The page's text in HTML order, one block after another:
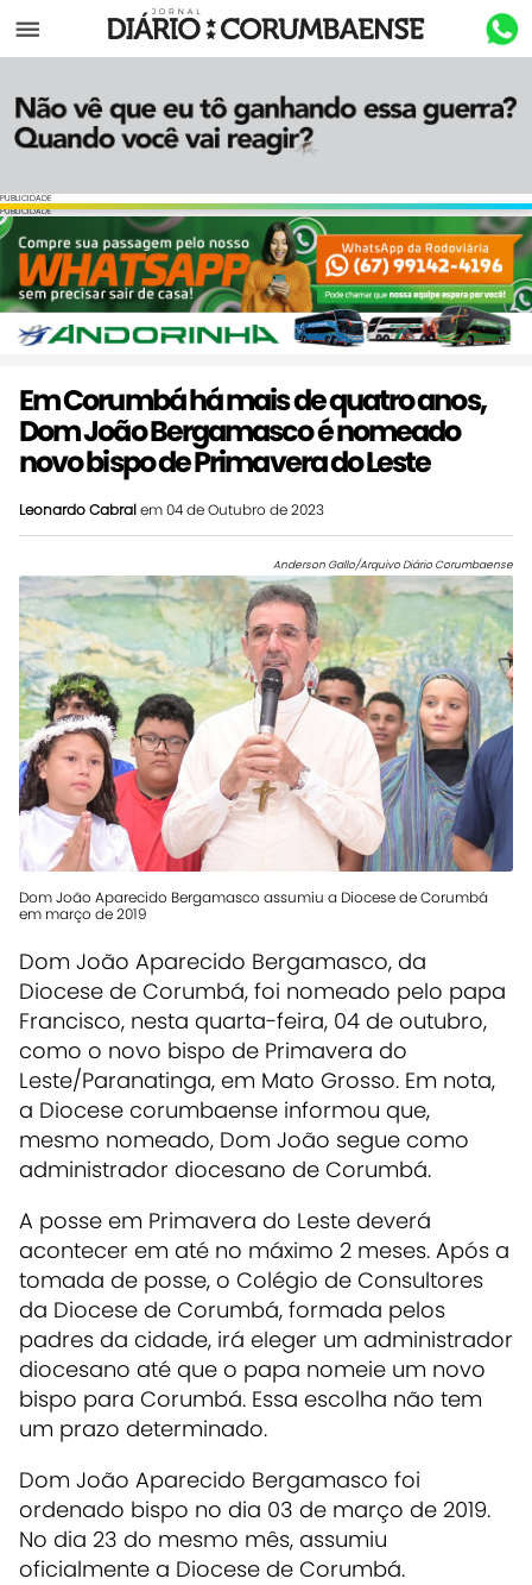
Menu
PUBLICIDADE
PUBLICIDADE
Em Corumbá há mais de quatro anos,
Dom João Bergamasco é nomeado
novo bispo de Primavera do Leste
Leonardo Cabralem 04 de Outubro de 2023
Anderson Gallo/Arquivo Diário Corumbaense
Dom João Aparecido Bergamasco assumiu a Diocese de Corumbá
em março de 2019
Dom João Aparecido Bergamasco, da
Diocese de Corumbá, foi nomeado pelo papa
Francisco, nesta quarta-feira, 04 de outubro,
como o novo bispo de Primavera do
Leste/Paranatinga, em Mato Grosso. Em nota,
a Diocese corumbaense informou que,
mesmo nomeado, Dom João segue como
administrador diocesano de Corumbá.
A posse em Primavera do Leste deverá
acontecer em até no máximo 2 meses. Após a
tomada de posse, o Colégio de Consultores
da Diocese de Corumbá, formada pelos
padres da cidade, irá eleger um administrador
diocesano até que o papa nomeie um novo
bispo para Corumbá. Essa escolha não tem
um prazo determinado.
Dom João Aparecido Bergamasco foi
ordenado bispo no dia 03 de março de 2019.
No dia 23 do mesmo mês, assumiu
oficialmente a Diocese de Corumbá.